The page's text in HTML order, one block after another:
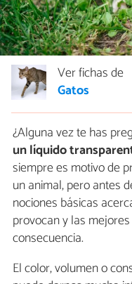
Ver fichas de
Gatos
¿Alguna vez te has
un líquido
siempre es motivo de
un animal, pero antes
nociones básicas
provocan y las
consecuencia.
El color, volumen o